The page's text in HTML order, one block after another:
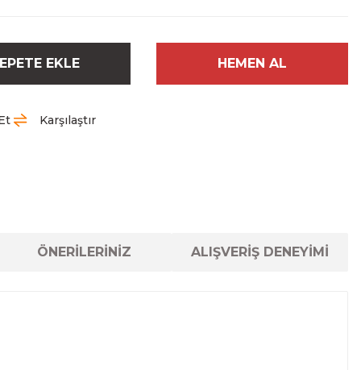
EKLE HEMEN AL
Karşılaştır
ÖNERİLERİNİZ ALIŞVERİŞ DENEYİMİ